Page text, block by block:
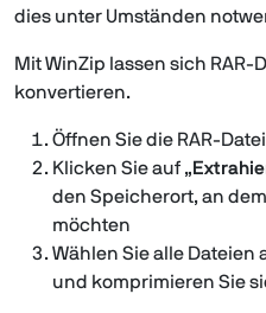
dies unter Umständen
Mit WinZip lassen sich
konvertieren.
Öffnen Sie die RAR-
Klicken Sie auf „
den Speicherort, an
möchten
Wählen Sie alle Dateien
und komprimieren Sie